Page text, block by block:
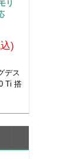
リ
)
デス
Ti 搭